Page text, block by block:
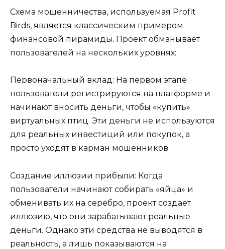
Схема мошенничества, используемая Profit
Birds, является классическим примером
финансовой пирамиды. Проект обманывает
пользователей на нескольких уровнях:
Первоначальный вклад: На первом этапе
пользователи регистрируются на платформе и
начинают вносить деньги, чтобы «купить»
виртуальных птиц. Эти деньги не используются
для реальных инвестиций или покупок, а
просто уходят в карман мошенников.
Создание иллюзии прибыли: Когда
пользователи начинают собирать «яйца» и
обменивать их на серебро, проект создает
иллюзию, что они зарабатывают реальные
деньги. Однако эти средства не выводятся в
реальность, а лишь показываются на